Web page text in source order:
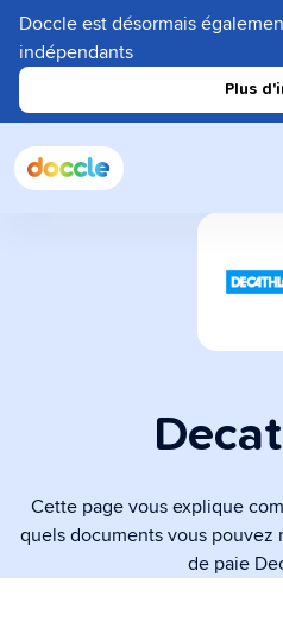
Doccle est désormais
indépendants
Plus
Cette page vous explique
quels documents vous pouvez
de paie